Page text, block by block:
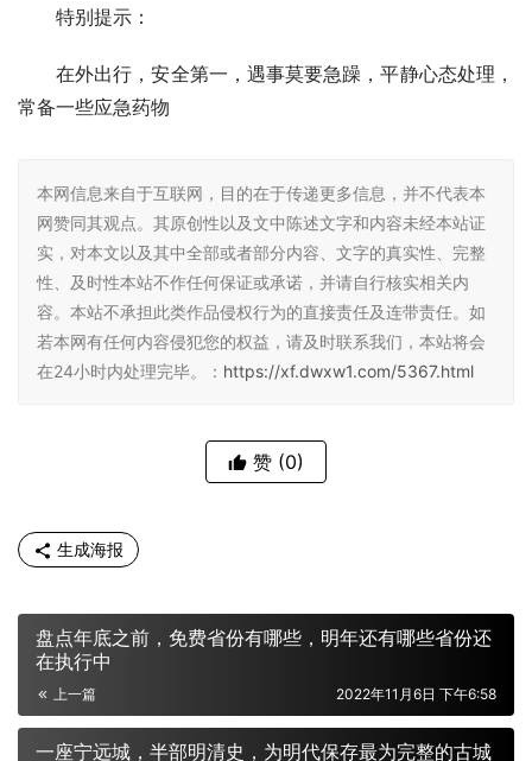
特别提示：
在外出行，安全第一，遇事莫要急躁，平静心态处理，
常备一些应急药物
本网信息来自于互联网，目的在于传递更多信息，并不代表本
网赞同其观点。其原创性以及文中陈述文字和内容未经本站证
实，对本文以及其中全部或者部分内容、文字的真实性、完整
性、及时性本站不作任何保证或承诺，并请自行核实相关内
容。本站不承担此类作品侵权行为的直接责任及连带责任。如
若本网有任何内容侵犯您的权益，请及时联系我们，本站将会
在24小时内处理完毕。： https://xf.dwxw1.com/5367.html
赞 (0)
生成海报
盘点年底之前，免费省份有哪些，明年还有哪些省份还
在执行中
上一篇 2022年11月6日 下午6:58
一座宁远城，半部明清史，为明代保存最为完整的古城